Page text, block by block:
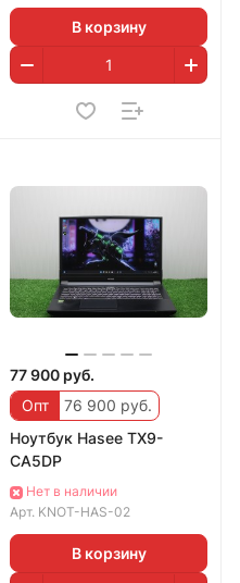
В корзину
77 900 руб.
Опт
76 900 руб.
Ноутбук Hasee TX9-
CA5DP
Нет в наличии
Арт. KNOT-HAS-02
В корзину